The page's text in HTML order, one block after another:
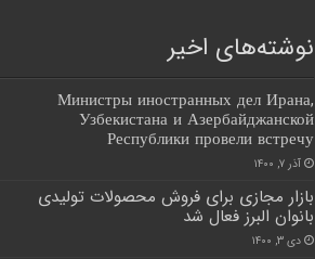
نوشته‌های اخیر
Министры иностранных дел Ирана,
Узбекистана и Азербайджанской
Республики провели встречу
آذر ۷, ۱۴۰۰
بازار مجازی برای فروش محصولات تولیدی
بانوان البرز فعال شد
دی ۳, ۱۴۰۰